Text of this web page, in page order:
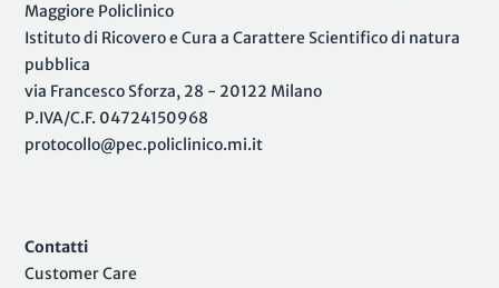
Maggiore Policlinico
Istituto di Ricovero e Cura a Carattere Scientifico di natura
pubblica
via Francesco Sforza, 28 - 20122 Milano
P.IVA/C.F. 04724150968
protocollo@pec.policlinico.mi.it
Contatti
Customer Care